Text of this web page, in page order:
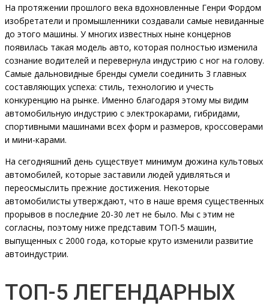
На протяжении прошлого века вдохновленные Генри Фордом
изобретатели и промышленники создавали самые невиданные
до этого машины. У многих известных ныне концернов
появилась такая модель авто, которая полностью изменила
сознание водителей и перевернула индустрию с ног на голову.
Самые дальновидные бренды сумели соединить 3 главных
составляющих успеха: стиль, технологию и учесть
конкуренцию на рынке. Именно благодаря этому мы видим
автомобильную индустрию с электрокарами, гибридами,
спортивными машинами всех форм и размеров, кроссоверами
и мини-карами.
На сегодняшний день существует минимум дюжина культовых
автомобилей, которые заставили людей удивляться и
переосмыслить прежние достижения. Некоторые
автомобилисты утверждают, что в наше время существенных
прорывов в последние 20-30 лет не было. Мы с этим не
согласны, поэтому ниже представим ТОП-5 машин,
выпущенных с 2000 года, которые круто изменили развитие
автоиндустрии.
ТОП-5 ЛЕГЕНДАРНЫХ